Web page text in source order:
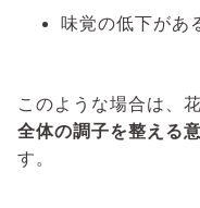
味覚の低下があ
このような場合は、
全体の調子を整える
す。